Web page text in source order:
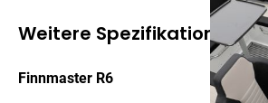
Weitere Spezifikationen
Finnmaster R6